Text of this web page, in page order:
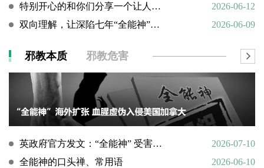
特别开心的和你们分享一个让人欣慰的好消息
2026-06-12
双向理解，让深陷七年“全能神”的母亲彻底醒悟
2026-06-09
邪教本质 邪教危害
英政府官方发文：“全能神” 受害说辞不实，英国拒为邪教提供庇护
2026-07-10
全能神的口头禅、常用语
2026-06-10